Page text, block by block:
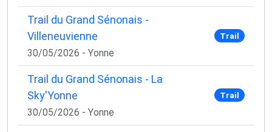
Trail du Grand Sénonais -
Villeneuvienne
30/05/2026 - Yonne
Trail
Trail du Grand Sénonais - La
Sky'Yonne
30/05/2026 - Yonne
Trail